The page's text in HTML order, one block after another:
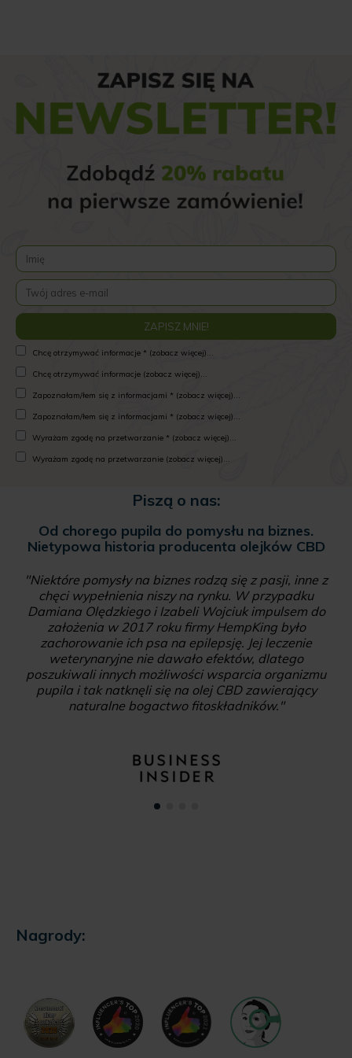
Chcę otrzymywać informacje * (zobacz więcej)...
Chcę otrzymywać informacje (zobacz więcej)...
Zapoznałam/łem się z informacjami * (zobacz więcej)...
Zapoznałam/łem się z informacjami * (zobacz więcej)...
Wyrażam zgodę na przetwarzanie * (zobacz więcej)...
Wyrażam zgodę na przetwarzanie (zobacz więcej)...
Piszą o nas:
Od chorego pupila do pomysłu na biznes.
Nietypowa historia producenta olejków CBD
"Niektóre pomysły na biznes rodzą się z pasji, inne z
chęci wypełnienia niszy na rynku. W przypadku
Damiana Olędzkiego i Izabeli Wojciuk impulsem do
założenia w 2017 roku firmy HempKing było
zachorowanie ich psa na epilepsję. Jej leczenie
weterynaryjne nie dawało efektów, dlatego
poszukiwali innych możliwości wsparcia organizmu
pupila i tak natknęli się na olej CBD zawierający
naturalne bogactwo fitoskładników."
Nagrody: